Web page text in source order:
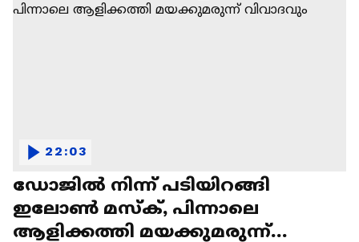
ഡോജിൽ നിന്ന് പടിയിറങ്ങി
ഇലോൺ മസ്ക്, പിന്നാലെ
ആളിക്കത്തി മയക്കുമരുന്ന്
22:03